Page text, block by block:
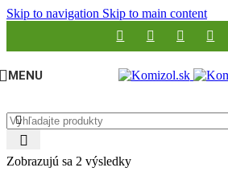
Skip to navigation Skip to main content
MENU
Zobrazujú sa 2 výsledky